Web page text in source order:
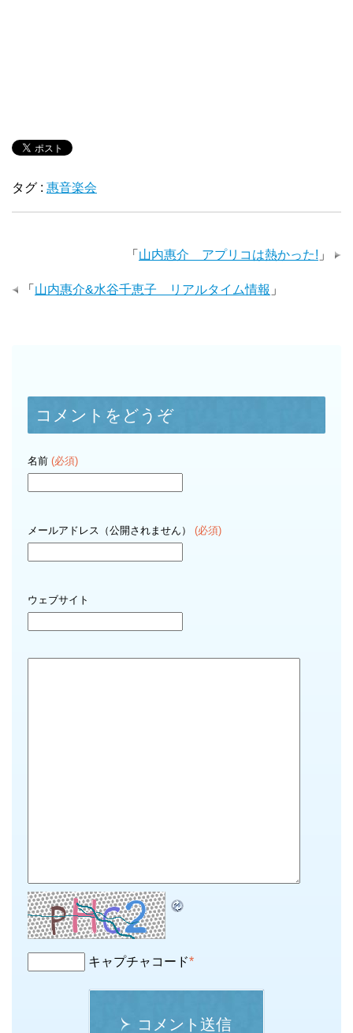
タグ : 惠音楽会
「 山内惠介 アプリコは熱かった! 」
「 山内惠介&水谷千恵子 リアルタイム情報 」
コメントをどうぞ
名前 (必須)
メールアドレス（公開されません） (必須)
ウェブサイト
キャプチャコード*
コメント送信